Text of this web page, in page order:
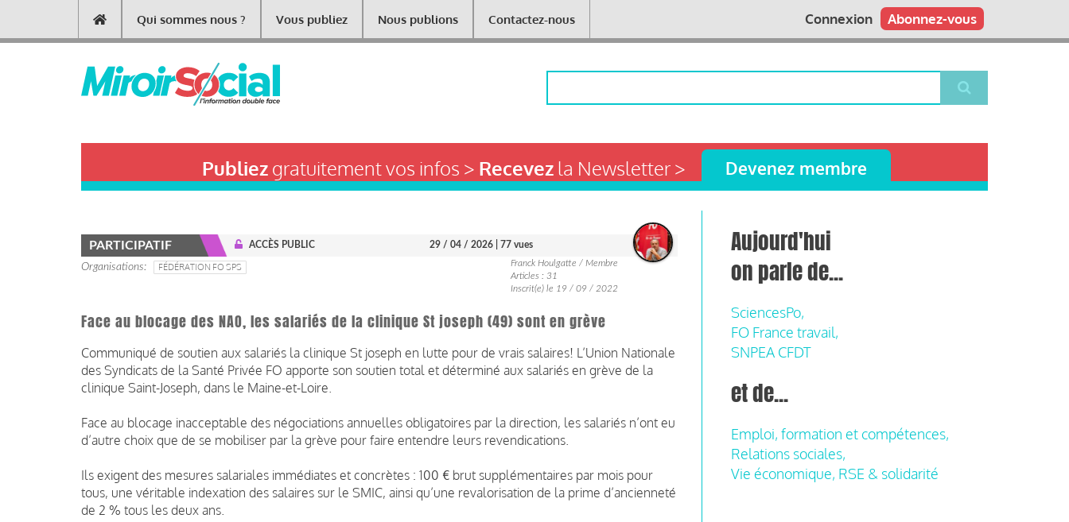
contenu
Main
navigation
Qui sommes nous ? Vous publiez Nous publions Contactez-nous Abonnez-vous
Connexion
Publiezgratuitement vos infos > Recevezla Newsletter > Devenez membre
PARTICIPATIF ACCÈS PUBLIC 29 / 04 / 2026 | 77 vues
Organisations FÉDÉRATION FO SPS
Franck Houlgatte / Membre
Articles : 31
Inscrit(e) le 19 / 09 / 2022
Face au blocage des NAO, les salariés de la clinique St joseph (49) sont en grève
Communiqué de soutien aux salariés la clinique St joseph en lutte pour de vrais salaires! L’Union Nationale
des Syndicats de la Santé Privée FO apporte son soutien total et déterminé aux salariés en grève de la
clinique Saint-Joseph, dans le Maine-et-Loire.
Face au blocage inacceptable des négociations annuelles obligatoires par la direction, les salariés n’ont eu
d’autre choix que de se mobiliser par la grève pour faire entendre leurs revendications.
Ils exigent des mesures salariales immédiates et concrètes : 100 € brut supplémentaires par mois pour
tous, une véritable indexation des salaires sur le SMIC, ainsi qu’une revalorisation de la prime d’ancienneté
de 2 % tous les deux ans.
Aujourd'hui
on parle de...
SciencesPo,
FO France travail,
SNPEA CFDT
et de...
Emploi, formation et compétences,
Relations sociales,
Vie économique, RSE & solidarité